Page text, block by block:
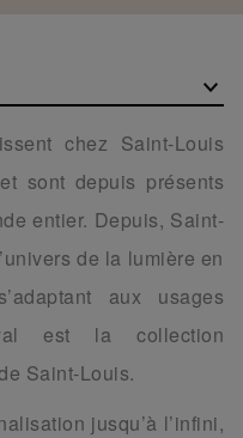
chez Saint-Louis
sont depuis présents
entier. Depuis, Saint-
de la lumière en
aux usages
est la collection
Saint-Louis.
jusqu’à l’infini,